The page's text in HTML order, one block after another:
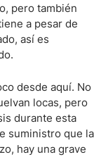
pero también
a pesar de
así es
desde aquí. No
locas, pero
durante esta
suministro que la
hay una grave